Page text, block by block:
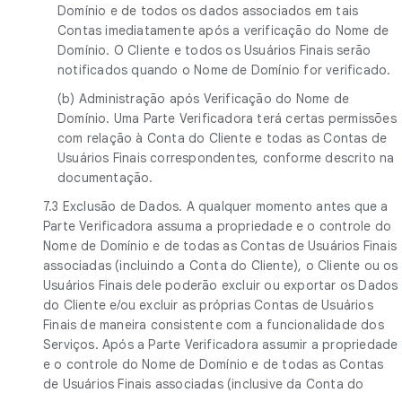
Domínio e de todos os dados associados em tais
Contas imediatamente após a verificação do Nome de
Domínio. O Cliente e todos os Usuários Finais serão
notificados quando o Nome de Domínio for verificado.
(b) Administração após Verificação do Nome de
Domínio. Uma Parte Verificadora terá certas permissões
com relação à Conta do Cliente e todas as Contas de
Usuários Finais correspondentes, conforme descrito na
documentação.
7.3 Exclusão de Dados. A qualquer momento antes que a
Parte Verificadora assuma a propriedade e o controle do
Nome de Domínio e de todas as Contas de Usuários Finais
associadas (incluindo a Conta do Cliente), o Cliente ou os
Usuários Finais dele poderão excluir ou exportar os Dados
do Cliente e/ou excluir as próprias Contas de Usuários
Finais de maneira consistente com a funcionalidade dos
Serviços. Após a Parte Verificadora assumir a propriedade
e o controle do Nome de Domínio e de todas as Contas
de Usuários Finais associadas (inclusive da Conta do